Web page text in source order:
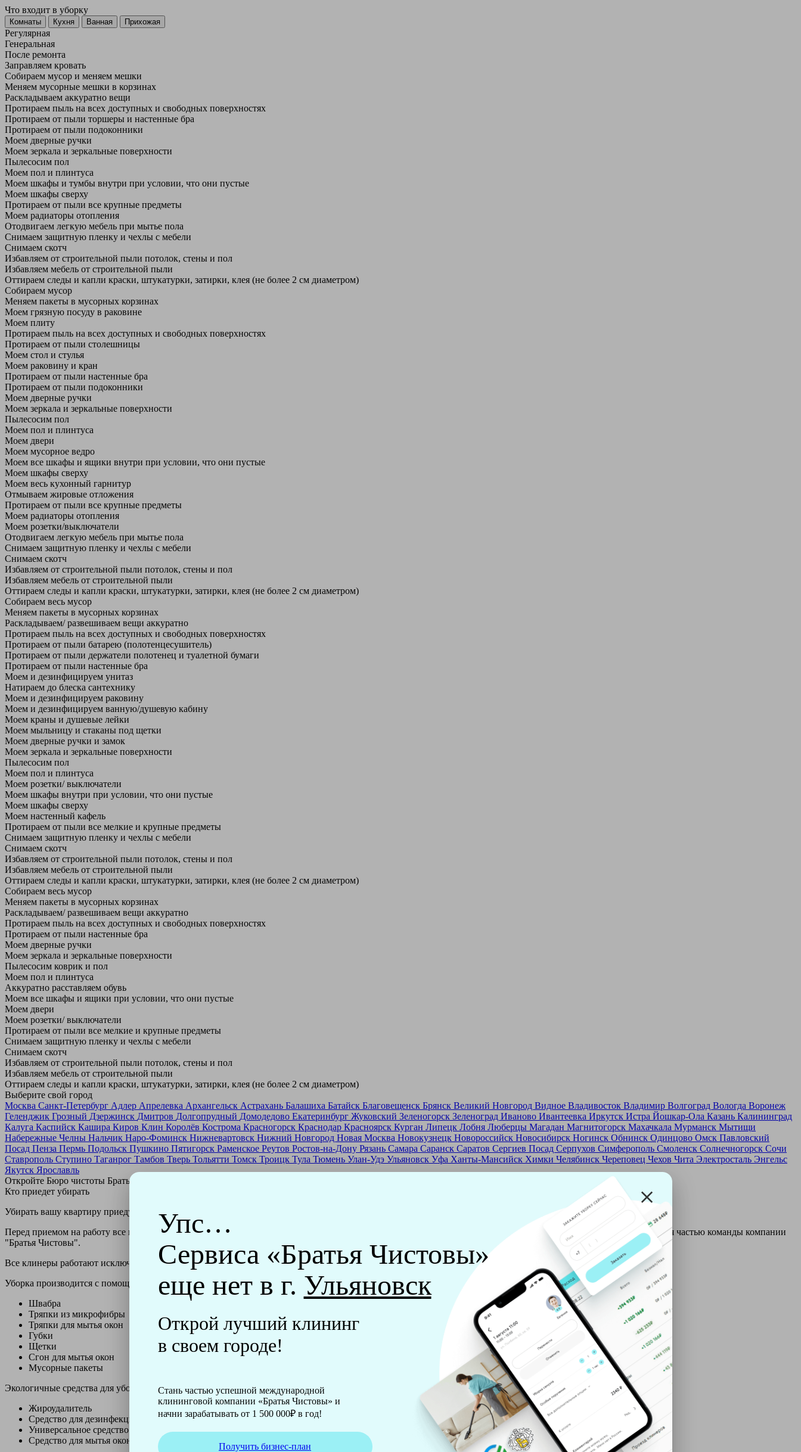
Упс…
Сервиса «Братья Чистовы»
еще нет в г. Ульяновск
Открой лучший клининг
в своем городе!
Стань частью успешной международной
клининговой компании «Братья Чистовы» и
начни зарабатывать от 1 500 000₽ в год!
Получить бизнес-план
Что входит в уборку
Регу­лярная
Гене­ральная
После ремонта
Заправляем кровать
Собираем мусор и меняем мешки
Меняем мусорные мешки в корзинах
Раскладываем аккуратно вещи
Протираем пыль на всех доступных и свободных поверхностях
Протираем от пыли торшеры и настенные бра
Протираем от пыли подоконники
Моем дверные ручки
Моем зеркала и зеркальные поверхности
Пылесосим пол
Моем пол и плинтуса
Моем шкафы и тумбы внутри при условии, что они пустые
Моем шкафы сверху
Протираем от пыли все крупные предметы
Моем радиаторы отопления
Отодвигаем легкую мебель при мытье пола
Снимаем защитную пленку и чехлы с мебели
Снимаем скотч
Избавляем от строительной пыли потолок, стены и пол
Избавляем мебель от строительной пыли
Оттираем следы и капли краски, штукатурки, затирки, клея (не более 2 см диаметром)
Собираем мусор
Меняем пакеты в мусорных корзинах
Моем грязную посуду в раковине
Моем плиту
Протираем пыль на всех доступных и свободных поверхностях
Протираем от пыли столешницы
Моем стол и стулья
Моем раковину и кран
Протираем от пыли настенные бра
Протираем от пыли подоконники
Моем дверные ручки
Моем зеркала и зеркальные поверхности
Пылесосим пол
Моем пол и плинтуса
Моем двери
Моем мусорное ведро
Моем все шкафы и ящики внутри при условии, что они пустые
Моем шкафы сверху
Моем весь кухонный гарнитур
Отмываем жировые отложения
Протираем от пыли все крупные предметы
Моем радиаторы отопления
Моем розетки/выключатели
Отодвигаем легкую мебель при мытье пола
Снимаем защитную пленку и чехлы с мебели
Снимаем скотч
Избавляем от строительной пыли потолок, стены и пол
Избавляем мебель от строительной пыли
Оттираем следы и капли краски, штукатурки, затирки, клея (не более 2 см диаметром)
Собираем весь мусор
Меняем пакеты в мусорных корзинах
Раскладываем/ развешиваем вещи аккуратно
Протираем пыль на всех доступных и свободных поверхностях
Протираем от пыли батарею (полотенцесушитель)
Протираем от пыли держатели полотенец и туалетной бумаги
Протираем от пыли настенные бра
Моем и дезинфицируем унитаз
Натираем до блеска сантехнику
Моем и дезинфицируем раковину
Моем и дезинфицируем ванную/душевую кабину
Моем краны и душевые лейки
Моем мыльницу и стаканы под щетки
Моем дверные ручки и замок
Моем зеркала и зеркальные поверхности
Пылесосим пол
Моем пол и плинтуса
Моем розетки/ выключатели
Моем шкафы внутри при условии, что они пустые
Моем шкафы сверху
Моем настенный кафель
Протираем от пыли все мелкие и крупные предметы
Снимаем защитную пленку и чехлы с мебели
Снимаем скотч
Избавляем от строительной пыли потолок, стены и пол
Избавляем мебель от строительной пыли
Оттираем следы и капли краски, штукатурки, затирки, клея (не более 2 см диаметром)
Собираем весь мусор
Меняем пакеты в мусорных корзинах
Раскладываем/ развешиваем вещи аккуратно
Протираем пыль на всех доступных и свободных поверхностях
Протираем от пыли настенные бра
Моем дверные ручки
Моем зеркала и зеркальные поверхности
Пылесосим коврик и пол
Моем пол и плинтуса
Аккуратно расставляем обувь
Моем все шкафы и ящики при условии, что они пустые
Моем двери
Моем розетки/ выключатели
Протираем от пыли все мелкие и крупные предметы
Снимаем защитную пленку и чехлы с мебели
Снимаем скотч
Избавляем от строительной пыли потолок, стены и пол
Избавляем мебель от строительной пыли
Оттираем следы и капли краски, штукатурки, затирки, клея (не более 2 см диаметром)
Выберите свой город
Москва Санкт-Петербург Адлер Апрелевка Архангельск Астрахань Балашиха Батайск Благовещенск Брянск Великий Новгород Видное Владивосток Владимир Волгоград Вологда Воронеж
Геленджик Грозный Дзержинск Дмитров Долгопрудный Домодедово Екатеринбург Жуковский Зеленогорск Зеленоград Иваново Ивантеевка Иркутск Истра Йошкар-Ола Казань Калининград
Калуга Каспийск Кашира Киров Клин Королёв Кострома Красногорск Краснодар Красноярск Курган Липецк Лобня Люберцы Магадан Магнитогорск Махачкала Мурманск Мытищи
Набережные Челны Нальчик Наро-Фоминск Нижневартовск Нижний Новгород Новая Москва Новокузнецк Новороссийск Новосибирск Ногинск Обнинск Одинцово Омск Павловский
Посад Пенза Пермь Подольск Пушкино Пятигорск Раменское Реутов Ростов-на-Дону Рязань Самара Саранск Саратов Сергиев Посад Серпухов Симферополь Смоленск Солнечногорск Сочи
Ставрополь Ступино Таганрог Тамбов Тверь Тольятти Томск Троицк Тула Тюмень Улан-Удэ Ульяновск Уфа Ханты-Мансийск Химки Челябинск Череповец Чехов Чита Электросталь Энгельс
Якутск Ярославль
Откройте Бюро чистоты Братьев Чистовых в своем городе по
Кто приедет убирать
Убирать вашу квартиру приедут профессионально обученные клинеры - русские девушки, в возрасте от 24 до 40 лет.
Перед приемом на работу все клинеры проходят аттестацию в нашем обучающем центре, а также проверку в службе безопасности и только после этого становятся частью команды компании
"Братья Чистовы".
Все клинеры работают исключительно в форме с логотипом компании "Братья Чистовы".
Уборка производится с помощью профессиональных технических и химический средств, которые наши клинеры привозят с собой:
Швабра
Тряпки из микрофибры
Тряпки для мытья окон
Губки
Щетки
Сгон для мытья окон
Мусорные пакеты
Экологичные средства для уборки немецкой марки Kiehl:
Жироудалитель
Средство для дезинфекции
Универсальное средство
Средство для мытья окон